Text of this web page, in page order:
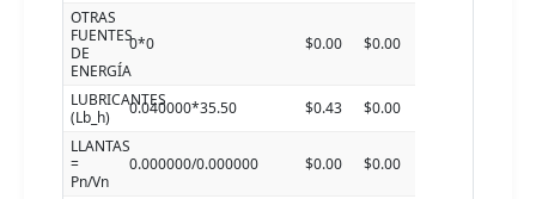
OTRAS
FUENTES
DE
ENERGÍA
0*0 $0.00 $0.00
LUBRICANTES
(Lb_h)
0.040000*35.50 $0.43
$0.00
LLANTAS
=
Pn/Vn
0.000000/0.000000 $0.00 $0.00